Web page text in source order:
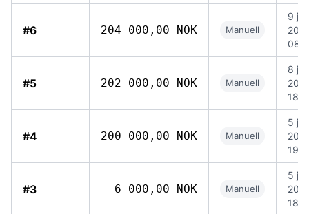
#6 204 000,00 NOK Manuell
9
#5 202 000,00 NOK Manuell
8
#4 200 000,00 NOK Manuell
5
#3 6 000,00 NOK Manuell
5